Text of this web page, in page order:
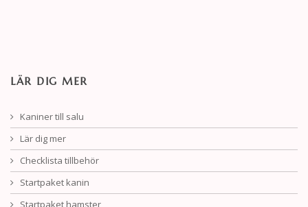
LÄR DIG MER
Kaniner till salu
Lär dig mer
Checklista tillbehör
Startpaket kanin
Startpaket hamster